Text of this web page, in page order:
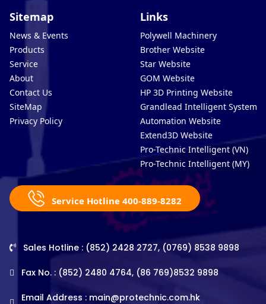
Sitemap
News & Events
Products
Service
About
Contact Us
SiteMap
Privacy Policy
Links
Polywell Machinery
Brother Website
Star Website
GOM Website
HP 3D Printing Website
Grandlead Intelligent Systems
Automation Website
Extend3D Website
Pro-Technic Intelligent (VN)
Pro-Technic Intelligent (MY)
Service Hotline 400-889-8282
Sales Hotline : (852) 2428 2727, (0769) 8538 9898
Fax No. : (852) 2480 4764, (86 769)8532 9898
Email Address : main@protechnic.com.hk